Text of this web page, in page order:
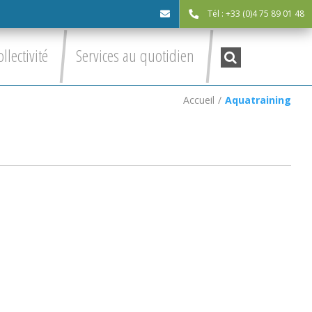
Tél : +33 (0)4 75 89 01 48
Services au quotidien Recherche
:
Accueil / Aquatraining